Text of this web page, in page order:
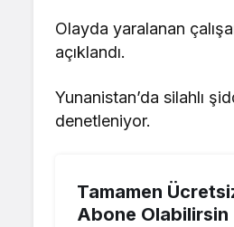
Olayda yaralanan
açıklandı.
Yunanistan’da silahlı
denetleniyor.
Tamamen
Abone Olabilirsin